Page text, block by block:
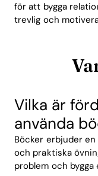
för att bygga
trevlig och
Vilka är
använda
Böcker erbjuder
och praktiska
problem och